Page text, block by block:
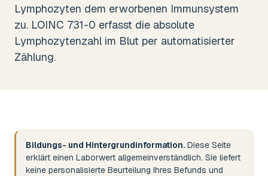
Lymphozyten dem erworbenen Immunsystem
zu. LOINC 731-0 erfasst die absolute
Lymphozytenzahl im Blut per automatisierter
Zählung.
Bildungs- und Hintergrundinformation. Diese Seite
erklärt einen Laborwert allgemeinverständlich. Sie liefert
keine personalisierte Beurteilung Ihres Befunds und